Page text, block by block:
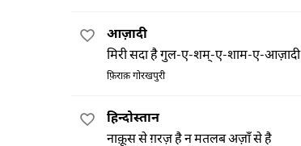
आज़ादी
मिरी सदा है गुल-ए-शम्-ए-शाम-ए-आज़ादी
फ़िराक़ गोरखपुरी
हिन्दोस्तान
नाक़ूस से ग़रज़ है न मतलब अज़ाँ से है